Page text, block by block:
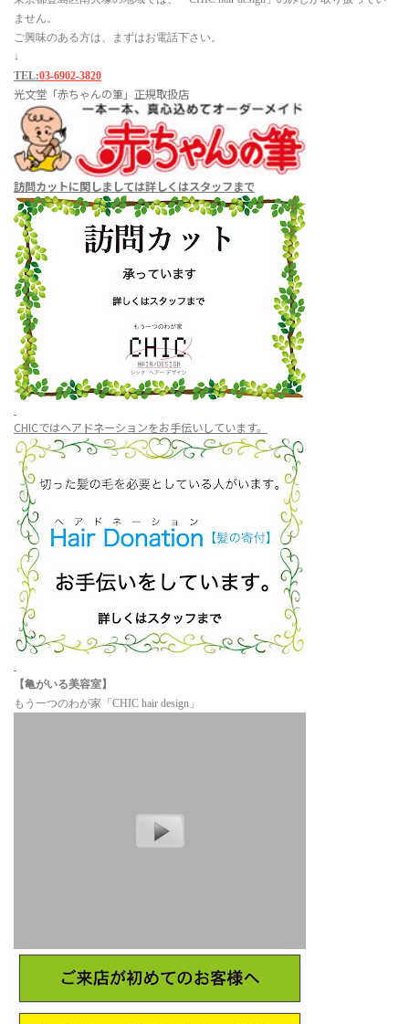
ません。
ご興味のある方は、まずはお電話下さい。
↓
TEL:03-6902-3820
光文堂「赤ちゃんの筆」正規取扱店
訪問カットに関しましては詳しくはスタッフまで
CHICではヘアドネーションをお手伝いしています。
【亀がいる美容室】
もう一つのわが家「CHIC hair design」